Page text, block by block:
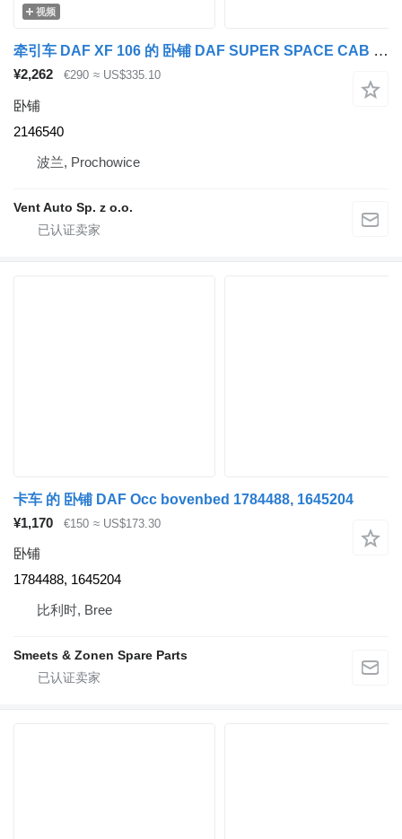
视频
牵引车 DAF XF 106 的 卧铺 DAF SUPER SPACE CAB 2146540
¥2,262 €290 ≈ US$335.10
卧铺
2146540
波兰, Prochowice
Vent Auto Sp. z o.o.
卡车 的 卧铺 DAF Occ bovenbed 1784488, 1645204
¥1,170
€150 ≈ US$173.30
卧铺
1784488, 1645204
比利时, Bree
Smeets & Zonen Spare Parts